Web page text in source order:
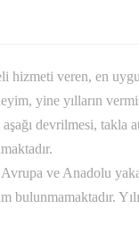
veren, en
yine yılların
devrilmesi, takla
ve Anadolu
bulunmamaktadır.